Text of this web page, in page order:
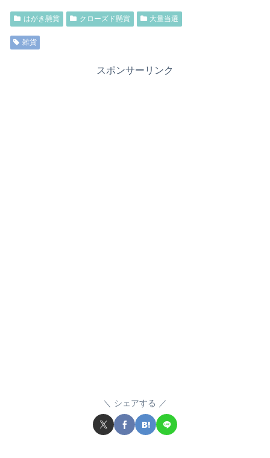
はがき懸賞 クローズド懸賞 大量当選
雑貨
スポンサーリンク
シェアする